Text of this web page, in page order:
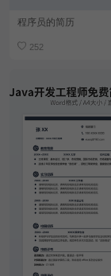
程序员的简历
252